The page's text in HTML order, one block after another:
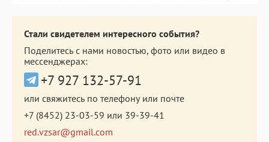
Стали свидетелем интересного события?
Поделитесь с нами новостью, фото или видео в
мессенджерах:
+7 927 132-57-91
или свяжитесь по телефону или почте
+7 (8452) 23-03-59 или 39-39-41
red.vzsar@gmail.com